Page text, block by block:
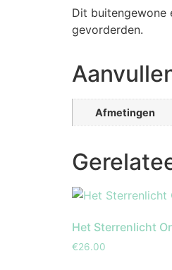
Dit buitengewone
gevorderden.
Afmetingen
Het Sterrenlicht
€26.00